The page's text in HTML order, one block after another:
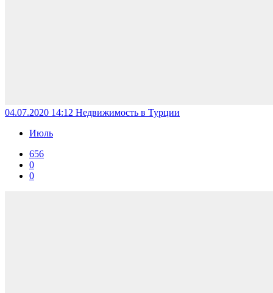
04.07.2020 14:12 Недвижимость в Турции
Июль
656
0
0